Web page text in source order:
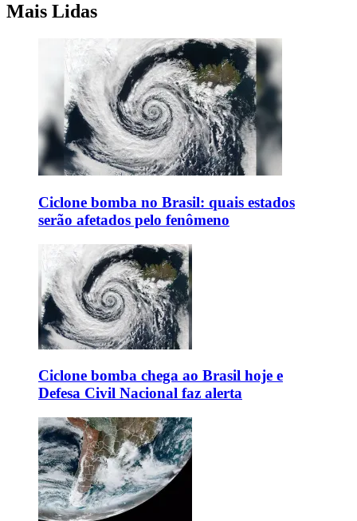
Mais Lidas
Ciclone bomba no Brasil: quais estados
serão afetados pelo fenômeno
Ciclone bomba chega ao Brasil hoje e
Defesa Civil Nacional faz alerta